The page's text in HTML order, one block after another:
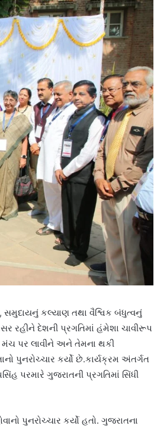
કલ્યાણ તથા વૈશ્વિક બંધુત્વનું
રહીને દેશની પ્રગતિમાં હંમેશા ચાવીરૂપ
પર લાવીને અને તેમના થકી
પુનરોચ્ચાર કર્યો છે.કાર્યક્રમ અંતર્ગત
પરમારે ગુજરાતની પ્રગતિમાં સિંધી
પુનરોચ્ચાર કર્યો હતો. ગુજરાતના